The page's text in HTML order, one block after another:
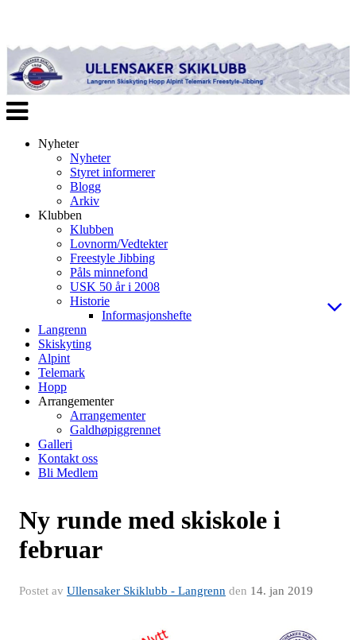
Veksle
navigasjon
Nyheter
Nyheter
Styret informerer
Blogg
Arkiv
Klubben
Klubben
Lovnorm/Vedtekter
Freestyle Jibbing
Påls minnefond
USK 50 år i 2008
Historie
Informasjonshefte
Langrenn
Skiskyting
Alpint
Telemark
Hopp
Arrangementer
Arrangementer
Galdhøpiggrennet
Galleri
Kontakt oss
Bli Medlem
Ny runde med skiskole i
februar
Postet av Ullensaker Skiklubb - Langrenn den 14. jan 2019